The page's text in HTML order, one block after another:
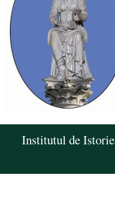
Institutul de Istorie